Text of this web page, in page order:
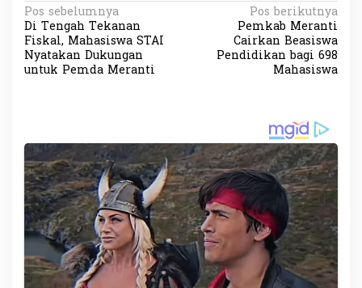
N
a
v
s
i
p
o
s
Pos sebelumnya
Di Tengah Tekanan
Fiskal, Mahasiswa STAI
Nyatakan Dukungan
untuk Pemda Meranti
Pos berikutnya
Pemkab Meranti
Cairkan Beasiswa
Pendidikan bagi 698
Mahasiswa